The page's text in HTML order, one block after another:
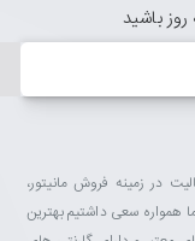
روز باشید
از سال 1384 شروع به فعالیت در زمینه فروش مانیتور،
همواره سعی داشتیم بهترین